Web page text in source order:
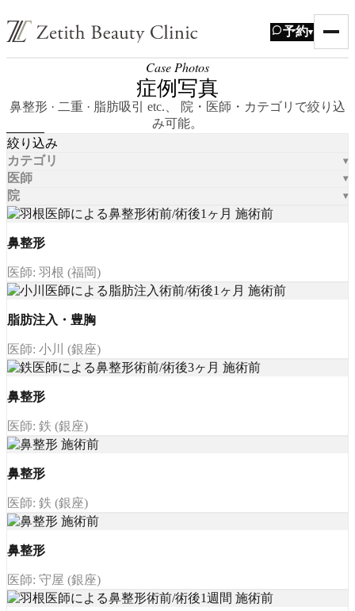
予約▾
Case Photos
症例写真
鼻整形 · 二重 · 脂肪吸引 etc.、 院・医師・カテゴリで絞り込
み可能。
絞り込み
カテゴリ
医師
院
鼻整形
医師: 羽根 (福岡)
脂肪注入・豊胸
医師: 小川 (銀座)
鼻整形
医師: 鉄 (銀座)
鼻整形
医師: 鉄 (銀座)
鼻整形
医師: 守屋 (銀座)